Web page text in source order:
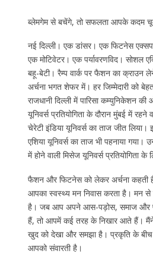
ब्लेमगेम से बचेंगे, तो सफलता आपके कदम
नई दिल्ली। एक डांसर। एक फिटनेस
एक मोटिवेटर। एक पर्यावरणविद। सोशल
बहू-बेटी। रैम्प वार्क पर फैशन का क्राउन
अर्चना भगत शेफर में। हर जिम्मेदारी को
राजधानी दिल्ली में पारिसा कम्युनिकेशन
यूनिवर्स प्रतियोगिता के दौरान मुंबई में
चेरेटी इंडिया यूनिवर्स का ताज जीत
एशिया यूनिवर्स का ताज भी पहनाया
में होने वाली मिसेज यूनिवर्स प्रतियोगिता के
फैशन और फिटनेस को लेकर अर्चना कहती
आपका स्वस्थ्य मन निवास करता है। मन से
है। जब आप अपने आस-पड़ोस, समाज और
हैं, तो आपमें कई तरह के निखार आते हैं।
खुद को देखा और समझा है। प्रकृति के बीच
आपको संवारती है।